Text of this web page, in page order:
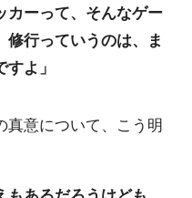
カーって、そんなゲー
行っていうのは、ま
よ」
真意について、こう明